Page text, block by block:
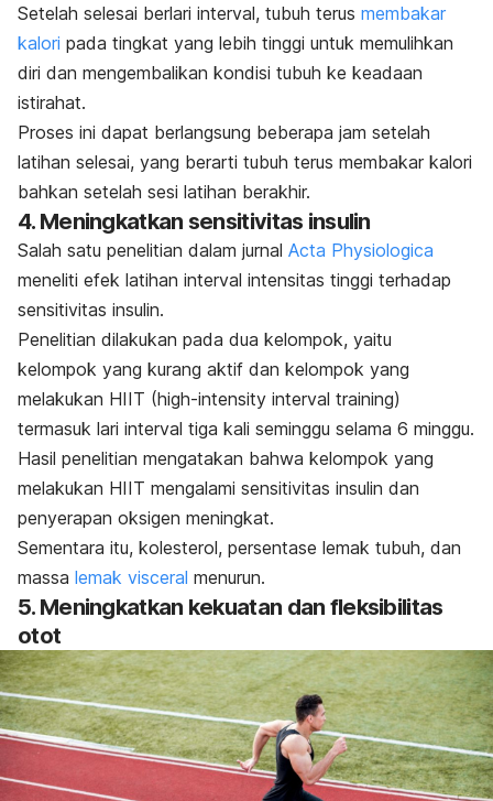
Setelah selesai berlari interval, tubuh terus membakar
kalori pada tingkat yang lebih tinggi untuk memulihkan
diri dan mengembalikan kondisi tubuh ke keadaan
istirahat.
Proses ini dapat berlangsung beberapa jam setelah
latihan selesai, yang berarti tubuh terus membakar kalori
bahkan setelah sesi latihan berakhir.
4. Meningkatkan sensitivitas insulin
Salah satu penelitian dalam jurnal Acta Physiologica
meneliti efek latihan interval intensitas tinggi terhadap
sensitivitas insulin.
Penelitian dilakukan pada dua kelompok, yaitu
kelompok yang kurang aktif dan kelompok yang
melakukan HIIT (high-intensity interval training)
termasuk lari interval tiga kali seminggu selama 6 minggu.
Hasil penelitian mengatakan bahwa kelompok yang
melakukan HIIT mengalami sensitivitas insulin dan
penyerapan oksigen meningkat.
Sementara itu, kolesterol, persentase lemak tubuh, dan
massa lemak visceral menurun.
5. Meningkatkan kekuatan dan fleksibilitas
otot